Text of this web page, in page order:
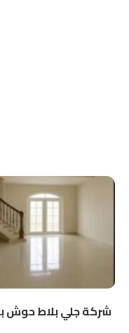
شركة جلي بلاط حوش